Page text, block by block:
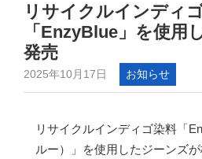
リサイクルインディ
「EnzyBlue」を使用
発売
2025年10月17日 お知らせ
リサイクルインディゴ染料「
ルー）」を使用したジーンズ